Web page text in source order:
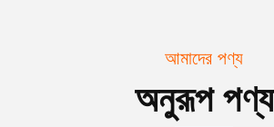
আমাদের পণ্য
অনুরূপ পণ্য